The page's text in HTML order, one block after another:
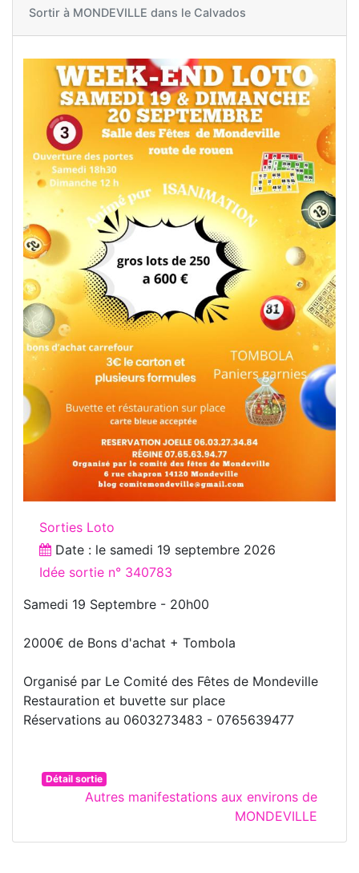
Sortir à MONDEVILLE dans le Calvados
Sorties Loto
Date : le samedi 19 septembre 2026
Idée sortie n° 340783
Samedi 19 Septembre - 20h00
2000€ de Bons d'achat + Tombola
Organisé par Le Comité des Fêtes de Mondeville
Restauration et buvette sur place
Réservations au 0603273483 - 0765639477
Détail sortie
Autres manifestations aux environs de
MONDEVILLE